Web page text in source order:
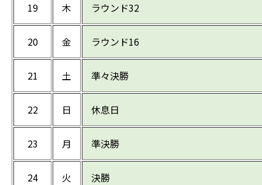
19 木 ラウンド32
20 金 ラウンド16
21 土 準々決勝
22 日 休息日
23 月 準決勝
24 火
決勝